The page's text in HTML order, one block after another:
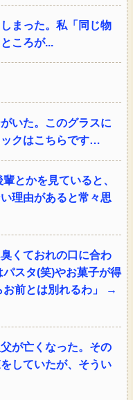
まった。私「同じ物
ころが...
いた。このグラスに
クはこちらです…
とかを見ていると、
理由があると常々思
くておれの口に合わ
スタ(笑)やお菓子が得
お前とは別れるわ」 →
が亡くなった。その
していたが、そうい